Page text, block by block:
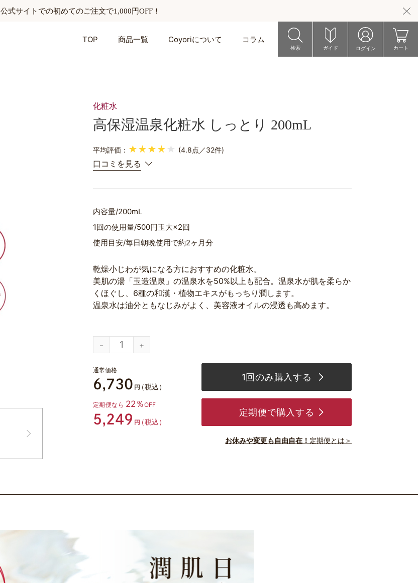
公式サイトでの初めてのご注文で1,000円OFF！
TOP 商品一覧 Coyoriについて コラム
検索 ガイド ログイン カート
化粧水
高保湿温泉化粧水 しっとり 200mL
平均評価： ★★★★ ★ (4.8点／32件)
口コミを見る
内容量 200mL
1回の使用量 500円玉大×2回
使用目安 毎日朝晩使用で約2ヶ月分
乾燥小じわが気になる方におすすめの化粧水。
美肌の湯「玉造温泉」の温泉水を50%以上も配合。温泉水が肌を柔らか
くほぐし、6種の和漢・植物エキスがもっちり潤します。
温泉水は油分ともなじみがよく、美容液オイルの浸透も高めます。
通常価格
6,730 円（税込）
1回のみ購入する
定期便なら 22％OFF
5,249 円（税込）
定期便で購入する
お休みや変更も自由自在！ 定期便とは＞